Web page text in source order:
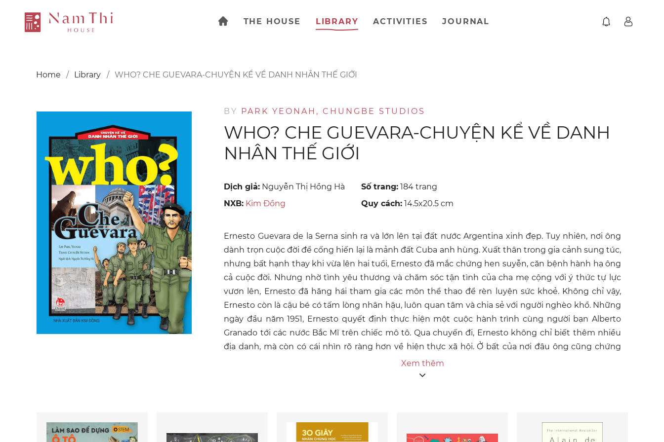
THE HOUSE LIBRARY ACTIVITIES JOURNAL
Home Library WHO? CHE GUEVARA-CHUYỆN KỂ VỀ DANH NHÂN THẾ GIỚI
BY PARK YEONAH, CHUNGBE STUDIOS
WHO? CHE GUEVARA-CHUYỆN KỂ VỀ DANH
NHÂN THẾ GIỚI
Dịch giả: Nguyễn Thị Hồng Hà Số trang: 184 trang
NXB: Kim Đồng Quy cách: 14.5x20.5 cm
Ernesto Guevara de la Serna sinh ra và lớn lên tại đất nước Argentina xinh đẹp. Tuy nhiên, nơi ông
dành trọn cuộc đời để cống hiến lại là mảnh đất Cuba anh hùng. Xuất thân trong gia cảnh sung túc,
nhưng bất hạnh thay khi vừa lên hai tuổi, Ernesto đã mắc chứng hen suyễn, căn bệnh hành hạ ông
cả cuộc đời. Nhưng nhờ tình yêu thương và chăm sóc tận tình của cha mẹ cộng với ý thức tự lực
vươn lên, Ernesto đã hăng hái tham gia các môn thể thao để rèn luyện sức khoẻ. Không chỉ vậy,
Ernesto còn là cậu bé có tấm lòng nhân hậu, luôn quan tâm và chia sẻ với người nghèo khổ. Những
ngày đầu năm 1951, Ernesto quyết định thực hiện một cuộc hành trình cùng người bạn Alberto
Granado tới các nước Bắc Mĩ trên chiếc mô tô. Qua chuyến đi, Ernesto không chỉ biết thêm nhiều
địa danh, mà còn có cái nhìn rõ ràng hơn về hiện thực xã hội. Ở bất của nơi đâu ông cũng chứng
kiến cảnh những địa chủ bóc lột người lao động và vơ vét cho riêng mình. Còn người lao động thì
làm việc cật lực nhưng không được trả công xứng đáng, thậm chí ốm đau nhưng không có tiền để
động đang bị đối xử bất công ở khắp châu Mĩ La tinh. Năm 1955, cuộc gặp gỡ định mệnh với Fidel
Xem thêm